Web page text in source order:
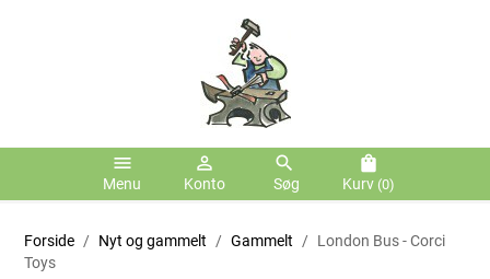
menu
Menu
person_outline
Konto
search
Søg
shopping_bag
Kurv (0)
Forside Nyt og gammelt Gammelt
London Bus - Corci
Toys